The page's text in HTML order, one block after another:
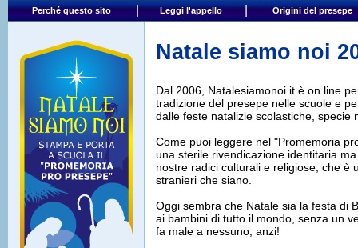
Perché questo sito | Leggi l'appello | Origini del presepe
Natale siamo noi
Dal 2006, Natalesiamonoi.it è on line
tradizione del presepe nelle scuole e
dalle feste natalizie scolastiche, specie
Come puoi leggere nel "Promemoria
una sterile rivendicazione identitaria
nostre radici culturali e religiose, che è
stranieri che siano.
Oggi sembra che Natale sia la festa di
ai bambini di tutto il mondo, senza un
fa male a nessuno, anzi!